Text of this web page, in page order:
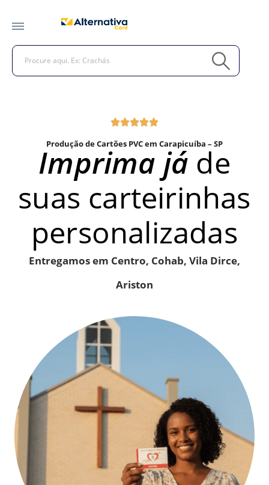
Produção de Cartões PVC em Carapicuíba – SP
Imprima já de
suas carteirinhas
personalizadas
Entregamos em Centro, Cohab, Vila Dirce,
Ariston